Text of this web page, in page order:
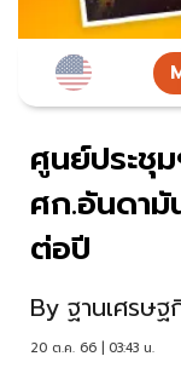
ศูนย์ประชุ
ศก.อันดามั
ต่อปี
By ฐานเศรษฐ
20 ต.ค. 66 | 03:43 น.